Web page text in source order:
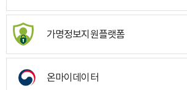
가명정보지원플랫폼
온마이데이터